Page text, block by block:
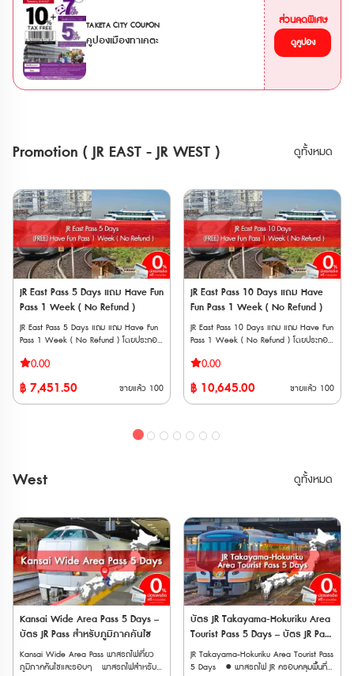
Osaka-Okayama รวมไปถึง NOZOMI,
MIZUHO) • สามารถใช้รถไฟด่วนพิเศษและ
รถไฟธรรมดา (รวมไปถึงรถไฟเร็วและรถไฟ
เร็วพิเศษ) ภายใน Area แบบไม่ระบุที่นั่ง •
สามารถทำ Reserved Seat ที่ตู้ปกติได้ฟรี
แบบไม่จำกัดครั้ง สามารถใช้กับขบวน Sanyo
Shinkansen (Shin-Osaka-Okayama) และ
Electric Railway • สามารถใช้รถไฟ Chizu
Express • สามารถใช้รถบัส West JR Bus
สุดท้าย) • สามารถใช้ได้เฉพาะนักท่องเที่ยว
ชาวต่างชาติเท่านั้น • Passport ข้าราชการ
ปกเล่มสีน้ำเงิน ไม่สามารถใช้งานพาสทุกพาส
ได้ หมายเหตุ * สามารถใช้กับ Sanyo
Shinkansen
“NOZOMI” และ “MIZUHO” ได้ * ไม่
สามารถใช้ได้กับ Tokaido Shinkansen
(Shin-Osaka ⟺ Kyoto/Maibara) * มี
ค่าใช้จ่ายเพิ่มเติม กรณีใช้บริการขบวนรถไฟ
ที่ต้องแสดงตั๋วขึ้นรถไฟ (Jousha Seiriken)
หรือ ตั๋วไลน์เนอร์ (Liner Ken) * สามารถใช้
ผ่านประตูตรวจตั๋วอัตโนมัติได้ด้วย ** จุด
Takayama-Hokuriku Area Pass และ JR
ญี่ปุ่นเท่านั้น Have Fun in Okayama
Pass (สามารถเลือกเข้าชมได้ 3 สถานทีj)
「lumiere」 1000 Yen Coupon 4.
coupon 6. Okayama Prefecture
Kurashiki Bikan Historical Quarter
Rambler Coupons 7. Betty Smith
Factory Outlet 1500 Yen coupon 8.
City of Denim Kojima Tour Bus 1-Day
Pass 9. WASHU BLUE RESORT Kasago
hot spring one day pass 10. JR
Okayama Station-mae Electronics Retail
Store “Bic Camera Okayama Station-
mae Store” 1000-yen Voucher 11.
Ikurado Cave Admission
Ticket(2024.02.02~) 12. Takahashishi
Nariwa Museum Admission Ticket
Nikkō, Kinugawa และ SPACIA Kinugawa
Wide Pass กับรถไฟสาย Tokaido
Green Car หรือรถไฟตู้นอน ต้องซื้อตั๋ว
ระบุที่นั่งแบบ Super Express เพิ่มเติม * การ
โดยสาร Fujisan Express, Fujisan View
Resort เปิดให้บริการ * ไม่สามารถใช้พาสกับ
รถบัส JR ได้ 💺การจองที่นั่ง * หากใช้ที่
บางขบวนมีเฉพาะที่นั่งแบบจองเท่านั้น และไม่
สามารถจองบนขบวนได้ ต้องจองล่วงหน้าที่
เคาน์เตอร์ให้บริการ * สามารถทำการจองที่
นั่งล่วงได้ที่ เครื่องจำหน่ายตั๋วอัตโนมัติและ
เคาน์เตอร์บริการ * สามารถจองที่ล่วงหน้า
ออนไลน์ได้ที่ "JR-EAST Train Reservation"
📱วิธีการใช้งาน * นำเวาเชอร์พร้อม
ไปรับพาสตัวจริงที่เคาน์เตอร์ JR (ตรวจสอบ
สถานที่แลกพาส JR East Pass (Tohoku
Area)) * ต้องระบุวันที่เริ่มใช้งานภายใน 1
เดือนขณะที่แลกรับพาสจริง และไม่สามารถ
เปลี่ยนแปลงภายหลังได้ จุดแลกรับ JR
TOKYO Wide Pass • JR EAST Travel
Shibuya Station ・Shinjuku Station
Station ・Kashiwa Station ・Kawasaki
Narita Airport Station ・Airport
Terminal 2 Station ・Funabashi Station
JAPAN RAIL CAFE (Tokyo Station Yaesu
Exit) ・Takanawa Gateway Travel
Service Center • AGT ・(JTB) Haneda
TAKETA CITY COUPON
คูปองเมืองทาเคตะ
ส่วนลดพิเศษ
ดูคูปอง
Promotion ( JR EAST - JR WEST ) ดูทั้งหมด
JR East Pass 5 Days แถม Have Fun
Pass 1 Week ( No Refund )
JR East Pass 5 Days แถม แถม Have Fun
Pass 1 Week ( No Refund ) โดยประกอบ
Pass 5 Days เป็นบัตรโดยสารรถไฟ JR ที่ให้
โต และภูมิภาคโทโฮกุ ได้โดยไม่จำกัดครั้ง
สามารถใช้ได้ 5 วันต่อเนื่อง • Have Fun
สำหรับเข้าชมสถานที่ ทำกิจกรรม หรือทาน
ภายในไม่เกิน 90 วัน ** Have Fun
กรณี JR EAST PASS (แบบใช้ติดต่อกัน
5 วัน) ตั๋วพิเศษสำหรับนักท่องเที่ยวชาว
ต่างชาติเท่านั้น !!! สามารถโดยสารรถไฟ JR
(รวม Shinkansen และ limited express
trains) ในภูมิภาคคันโต และภูมิภาคโทโฮกุ ได้
โดยไม่จำกัดครั้ง สามารถใช้ได้ 5 วันต่อ
เนื่อง • ใช้รถไฟชินคันเซ็นและรถไฟ JR East
ในภูมิภาคคันไตและโทโฮคุ ได้ไม่จำกัดรอบ
ตลอดระยะเวลา 5 วัน • เหมาะสำหรับผู้ที่
ต้องการเที่ยวเมืองยอดนิยม เช่น อาโอโมริ
ไม่กังวลเรื่องการจองที่นั่งกระเป๋าการเดินทาง
ขนาดใหญ่ เพราะบนรถไฟชินคันเซ็นมีชั้นวาง
0.00
฿ 7,451.50 ขายแล้ว 100
JR East Pass 10 Days แถม Have
Fun Pass 1 Week ( No Refund )
JR East Pass 10 Days แถม แถม Have Fun
Pass 1 Week ( No Refund ) โดยประกอบ
Pass 10 Days เป็นบัตรโดยสารรถไฟ JR ที่ให้
โต และภูมิภาคโทโฮกุ ได้โดยไม่จำกัดครั้ง
สามารถใช้ได้ 10 วันต่อเนื่อง • Have Fun
อาหารในภูมิภาค ** ตั๋ว JR สามารถสั่งซื้อ
กรณี JR EAST PASS (แบบใช้ติดต่อกัน
10 วัน) ตั๋วพิเศษสำหรับนักท่องเที่ยวชาว
ต่างชาติเท่านั้น !!! สามารถโดยสารรถไฟ JR
(รวม Shinkansen และ limited express
trains) ในภูมิภาคคันโต และภูมิภาคโทโฮกุ ได้
โดยไม่จำกัดครั้ง สามารถใช้ได้ 10 วันต่อ
เนื่อง • ใช้รถไฟชินคันเซ็นและรถไฟ JR East
ในภูมิภาคคันไตและโทโฮคุ ได้ไม่จำกัดรอบ
ตลอดระยะเวลา 10 วัน • เหมาะสำหรับผู้ที่
ต้องการเที่ยวเมืองยอดนิยม เช่น อาโอโมริ
เซนได นางาโนะ นีงาตะ • จองที่นั่งได้ฟรี และ
ไม่กังวลเรื่องการจองที่นั่งกระเป๋าการเดินทาง
ขนาดใหญ่ เพราะบนรถไฟชินคันเซ็นมีชั้นวาง
0.00
฿ 10,645.00 ขายแล้ว 100
West ดูทั้งหมด
Kansai Wide Area Pass 5 Days –
บัตร JR Pass สำหรับภูมิภาคคันไซ
Kansai Wide Area Pass พาสรถไฟเที่ยว
ภูมิภาคคันไซและรอบๆ พาสรถไฟสำหรับ
บัตร JR Takayama-Hokuriku Area
Tourist Pass 5 Days – บัตร JR Pass
สำหรับทาคายามะและโฮคุริคุ 5 วัน
JR Takayama-Hokuriku Area Tourist Pass
5 Days ● พาสรถไฟ JR ครอบคลุมพื้นที่